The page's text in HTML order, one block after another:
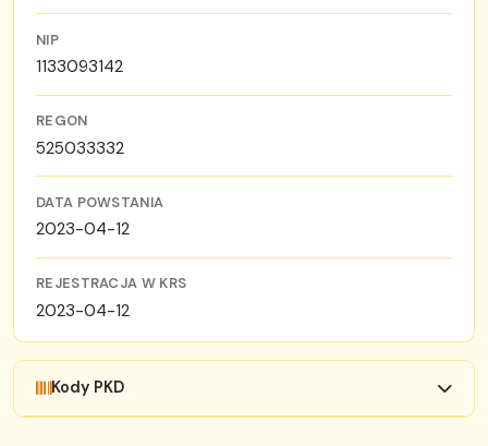
NIP
1133093142
REGON
525033332
DATA POWSTANIA
2023-04-12
REJESTRACJA W KRS
2023-04-12
Kody PKD